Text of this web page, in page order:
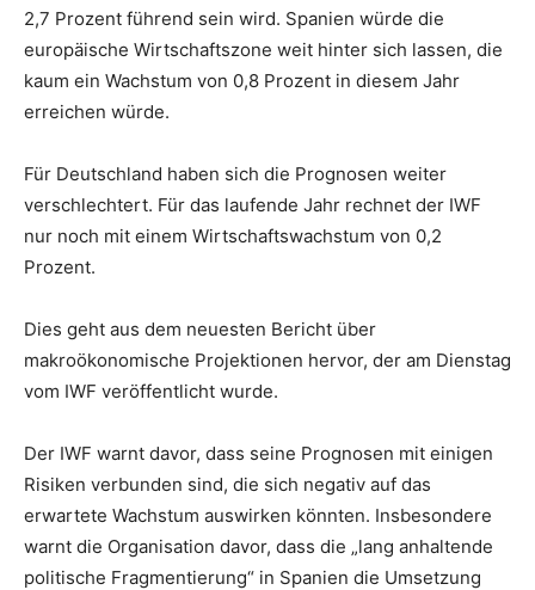
2,7 Prozent führend sein wird. Spanien würde die
europäische Wirtschaftszone weit hinter sich lassen, die
kaum ein Wachstum von 0,8 Prozent in diesem Jahr
erreichen würde.
Für Deutschland haben sich die Prognosen weiter
verschlechtert. Für das laufende Jahr rechnet der IWF
nur noch mit einem Wirtschaftswachstum von 0,2
Prozent.
Dies geht aus dem neuesten Bericht über
makroökonomische Projektionen hervor, der am Dienstag
vom IWF veröffentlicht wurde.
Der IWF warnt davor, dass seine Prognosen mit einigen
Risiken verbunden sind, die sich negativ auf das
erwartete Wachstum auswirken könnten. Insbesondere
warnt die Organisation davor, dass die „lang anhaltende
politische Fragmentierung“ in Spanien die Umsetzung